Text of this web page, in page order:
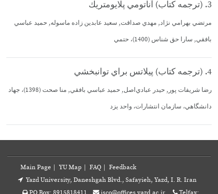
3. (ترجمه كتاب) آناتومي پلايومتريك
مرتضي بهرامي نژاد, مهدي صداقت, سعيد عابدين زاده ماسوله, حميد عباسي
بافقي, سارا حق شناس (1400)، حتمي
4. (ترجمه كتاب) پيلاتس براي توانبخشي
رضا شريفات پور, حيدر عبادي‌اصل, حميد عباسي بافقي, منا صحت (1398)، جهاد
دانشگاهي، سازمان انتشارات، واحد يزد‏
Main Page YU Map FAQ
Feedback
Yazd University, Daneshgah Blvd., Safayieh, Yazd, I. R. Iran